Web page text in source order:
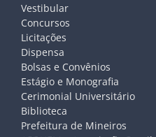
Vestibular
Concursos
Licitações
Dispensa
Bolsas e Convênios
Estágio e Monografia
Cerimonial Universitário
Biblioteca
Prefeitura de Mineiros